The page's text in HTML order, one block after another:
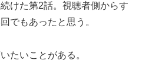
けた第2話。視聴者側からす
でもあったと思う。
たいことがある。